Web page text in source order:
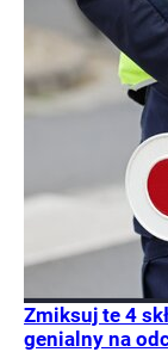
Zmiksuj te 4
genialny na